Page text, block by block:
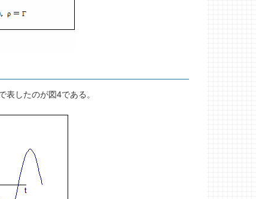
したのが図4である。